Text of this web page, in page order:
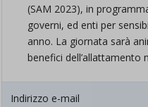
(SAM 2023), in
governi, ed enti per
anno. La giornata sarà
benefici dell’allattamento
Indirizzo e-mail